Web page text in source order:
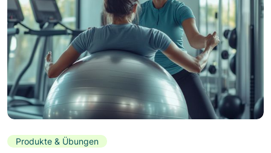
Produkte & Übungen